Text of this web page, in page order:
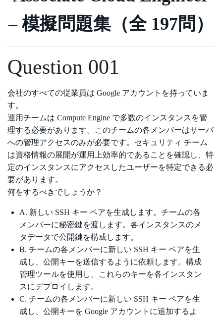
– 模擬問題集（全 197問）
Question 001
会社のすべての従業員は Google アカウントを持っていま
す。
運用チームは Compute Engine で多数のインスタンスを管
理する必要があります。このチームの各メンバーはサーバ
への管理アクセスのみが必要です。セキュリティ チーム
は資格情報の展開が運用上効率的であることを確認し、特
定のインスタンスにアクセスしたユーザーを特定できる必
要があります。
何をするべきでしょうか？
A. 新しい SSH キー ペアを生成します。チームの各
メンバーに秘密鍵を渡します。各インスタンスのメ
タデータで公開鍵を構成します。
B. チームの各メンバーに新しい SSH キー ペアを生
成し、公開キーを送信するように依頼します。構成
管理ツールを使用し、これらのキーを各インスタン
スにデプロイします。
C. チームの各メンバーに新しい SSH キー ペアを生
成し、公開キーを Google アカウントに追加するよ